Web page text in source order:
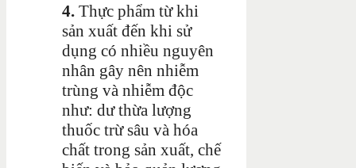
4. Thực phẩm từ khi
sản xuất đến khi sử
dụng có nhiều nguyên
nhân gây nên nhiễm
trùng và nhiễm độc
như: dư thừa lượng
thuốc trừ sâu và hóa
chất trong sản xuất, chế